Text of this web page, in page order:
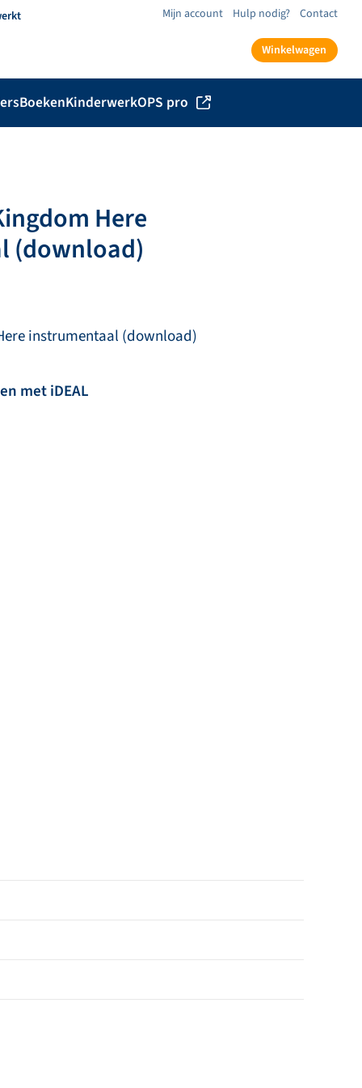
Mijn account Hulp nodig? Contact
Winkelwagen
BoekenKinderwerkOPS pro
Here
(download)
instrumentaal (download)
met iDEAL